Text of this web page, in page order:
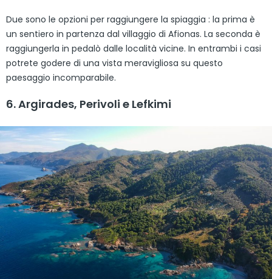
Due sono le opzioni per raggiungere la spiaggia : la prima è
un sentiero in partenza dal villaggio di Afionas. La seconda è
raggiungerla in pedalò dalle località vicine. In entrambi i casi
potrete godere di una vista meravigliosa su questo
paesaggio incomparabile.
6. Argirades, Perivoli e Lefkimi